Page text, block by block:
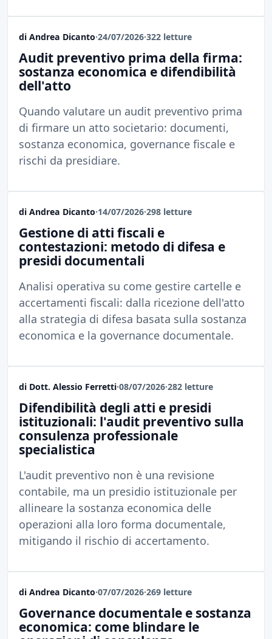
di Andrea Dicanto·24/07/2026·322 letture
Audit preventivo prima della firma:
sostanza economica e difendibilità
dell'atto
Quando valutare un audit preventivo prima
di firmare un atto societario: documenti,
sostanza economica, governance fiscale e
rischi da presidiare.
di Andrea Dicanto·14/07/2026·298 letture
Gestione di atti fiscali e
contestazioni: metodo di difesa e
presidi documentali
Analisi operativa su come gestire cartelle e
accertamenti fiscali: dalla ricezione dell'atto
alla strategia di difesa basata sulla sostanza
economica e la governance documentale.
di Dott. Alessio Ferretti·08/07/2026·282 letture
Difendibilità degli atti e presidi
istituzionali: l'audit preventivo sulla
consulenza professionale
specialistica
L'audit preventivo non è una revisione
contabile, ma un presidio istituzionale per
allineare la sostanza economica delle
operazioni alla loro forma documentale,
mitigando il rischio di accertamento.
di Andrea Dicanto·07/07/2026·269 letture
Governance documentale e sostanza
economica: come blindare le